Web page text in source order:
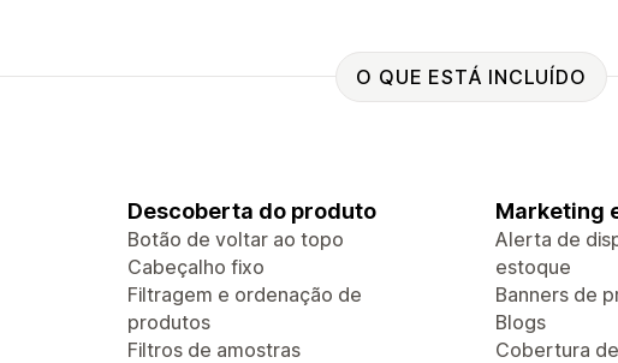
O QUE ESTÁ INCLUÍDO
Descoberta do produto
Botão de voltar ao topo
Cabeçalho fixo
Filtragem e ordenação de
produtos
Filtros de amostras
Marketing
Alerta de
estoque
Banners de
Blogs
Cobertura